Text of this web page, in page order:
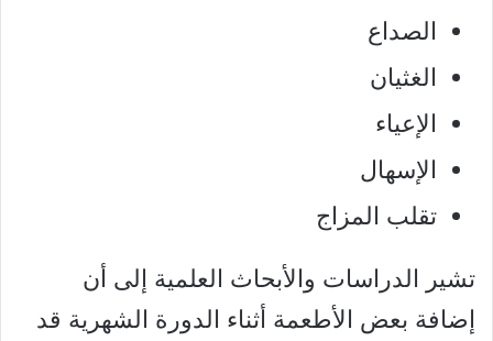
الصداع
الغثيان
الإعياء
الإسهال
تقلب المزاج
تشير الدراسات والأبحاث العلمية إلى أن
إضافة بعض الأطعمة أثناء الدورة الشهرية قد